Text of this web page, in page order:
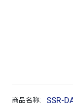
商品名称: SSR-